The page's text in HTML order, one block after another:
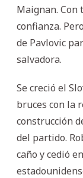
Maignan. Con
confianza.
de Pavlovic
salvadora.
Se creció el
bruces con la
construcción
del partido.
caño y cedió